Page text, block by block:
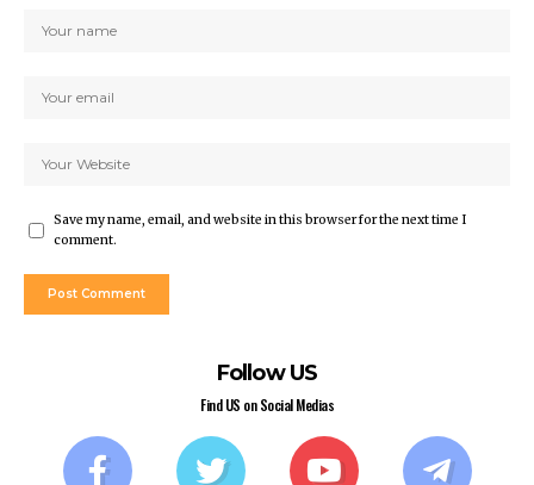
Save my name, email, and website in this browser for the next time I
comment.
Follow US
Find US on Social Medias